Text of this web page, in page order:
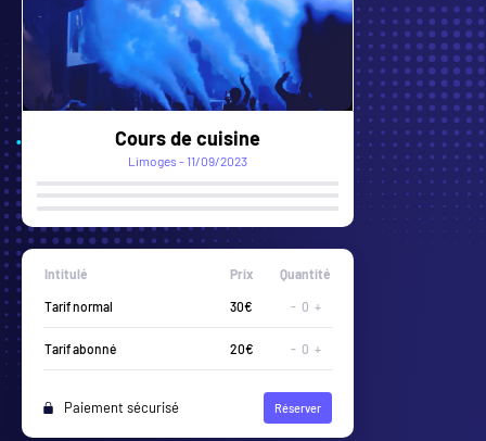
Intitulé Prix Quantité
- 0 +
- 0 +
Paiement sécurisé Réserver